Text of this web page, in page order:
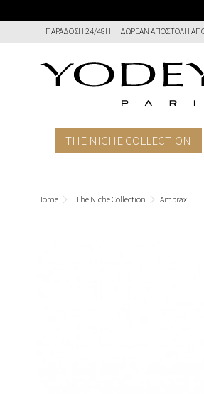
ΠΑΡΆΔΟΣΗ 24/48Η ΔΩΡΕΑΝ ΑΠΟΣΤΟΛΉ
THE NICHE COLLECTION
Home The Niche Collection Ambrax